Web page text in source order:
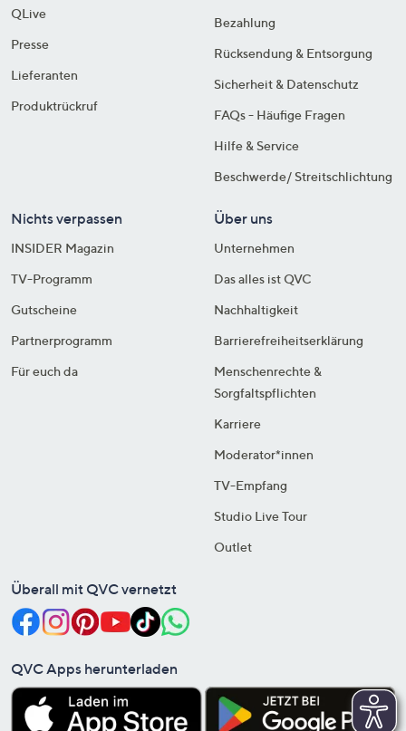
QLive
Presse
Lieferanten
Produktrückruf
Bezahlung
Rücksendung & Entsorgung
Sicherheit & Datenschutz
FAQs - Häufige Fragen
Hilfe & Service
Beschwerde/ Streitschlichtung
Nichts verpassen
INSIDER Magazin
TV-Programm
Gutscheine
Partnerprogramm
Für euch da
Über uns
Unternehmen
Das alles ist QVC
Nachhaltigkeit
Barrierefreiheitserklärung
Menschenrechte &
Sorgfaltspflichten
Karriere
Moderator*innen
TV-Empfang
Studio Live Tour
Outlet
Überall mit QVC vernetzt
QVC Apps herunterladen